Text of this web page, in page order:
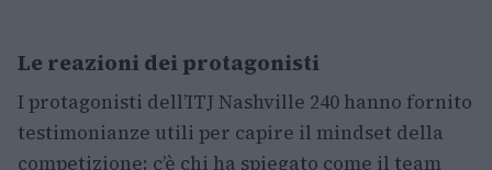
Le reazioni dei protagonisti
I protagonisti dell’ITJ Nashville 240 hanno fornito
testimonianze utili per capire il mindset della
competizione: c’è chi ha spiegato come il team